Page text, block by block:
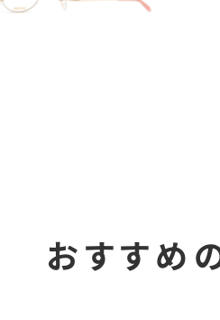
おすすめ